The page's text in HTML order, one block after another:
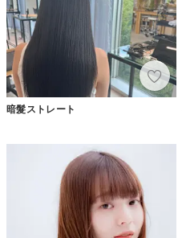
暗髮ストレート